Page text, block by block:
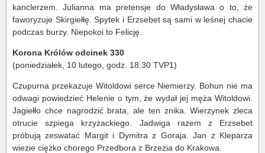
kanclerzem. Julianna ma pretensje do Władysława o to, że
faworyzuje Skirgiełłę. Spytek i Erzsebet są sami w leśnej chacie
podczas burzy. Niepokoi to Felicję.
Korona Królów odcinek 330
(poniedziałek, 10 lutego, godz. 18:30 TVP1)
Czupurna przekazuje Witoldowi serce Niemierzy. Bohun nie ma
odwagi powiedzieć Helenie o tym, że wydał jej męża Witoldowi.
Jagiełło chce nagrodzić brata, ale ten znika. Wierzynek zleca
otrucie szpiega krzyżackiego. Jadwiga razem z Erzsebet
próbują zeswatać Margit i Dymitra z Goraja. Jan z Kleparza
wiezie ciężko chorego Przedbora z Brzezia do Krakowa.